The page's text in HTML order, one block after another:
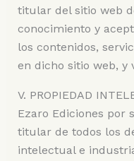
titular del sitio web
conocimiento y
los contenidos,
en dicho sitio web, y
V. PROPIEDAD
Ezaro Ediciones por
titular de todos los
intelectual e